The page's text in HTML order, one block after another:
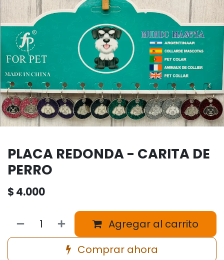
PLACA REDONDA - CARITA DE
PERRO
$ 4.000
Agregar al carrito
Comprar ahora